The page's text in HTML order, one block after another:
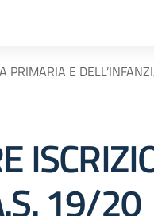
PRIMARIA E
19/20